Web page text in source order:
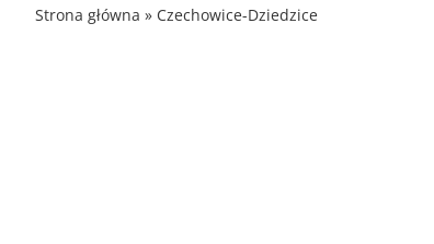
Strona główna » Czechowice-Dziedzice